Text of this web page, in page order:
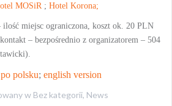
MOSiR ; Hotel Korona;
ilość miejsc ograniczona, koszt ok. 20 PLN
– bezpośrednio z organizatorem – 504
po polsku; english version
w Bez kategorii, News